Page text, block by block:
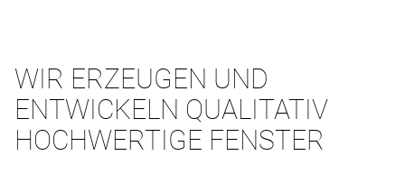
WIR ERZEUGEN UND
ENTWICKELN QUALITATIV
HOCHWERTIGE FENSTER